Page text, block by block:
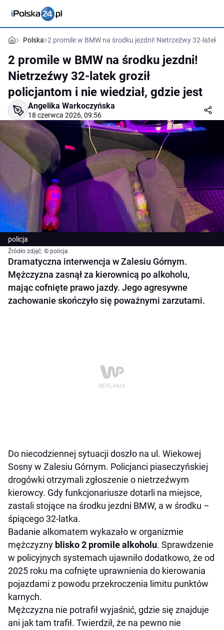
Polska 2 promile w BMW na środku jezdni! Nietrzeźwy 32-latek
2 promile w BMW na środku jezdni!
Nietrzeźwy 32-latek groził
policjantom i nie wiedział, gdzie jest
Angelika Warkoczyńska
18 czerwca 2026, 09:56
policja
Źródło zdjęć: © policja
Dramatyczna interwencja w Zalesiu Górnym.
Mężczyzna zasnął za kierownicą po alkoholu,
mając cofnięte prawo jazdy. Jego agresywne
zachowanie skończyło się poważnymi zarzutami.
Do niecodziennej sytuacji doszło na ul. Wiekowej
Sosny w Zalesiu Górnym. Policjanci piaseczyńskiej
drogówki otrzymali zgłoszenie o nietrzeźwym
kierowcy. Gdy funkcjonariusze dotarli na miejsce,
zastali stojące na środku jezdni BMW, a w środku –
śpiącego 32-latka.
Badanie alkomatem wykazało w organizmie
mężczyzny blisko 2 promile alkoholu. Sprawdzenie
w policyjnych systemach ujawniło dodatkowo, że od
2025 roku ma cofnięte uprawnienia do kierowania
pojazdami z powodu przekroczenia limitu punktów
karnych.
Mężczyzna nie potrafił wyjaśnić, gdzie się znajduje
ani jak tam trafił. Twierdził, że na pewno nie